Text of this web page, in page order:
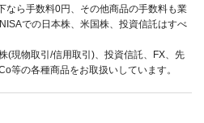
なら手数料0円、その他商品の手数料も業
での日本株、米国株、投資信託はすべ
(現物取引/信用取引)、投資信託、FX、先
等の各種商品をお取扱いしています。